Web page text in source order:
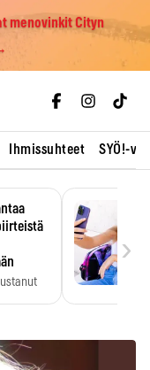
menovinkit Cityn
Ihmissuhteet SYÖ!-
›